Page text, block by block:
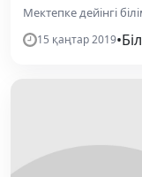
Мектепке дейінгі
15 қаңтар 2019•